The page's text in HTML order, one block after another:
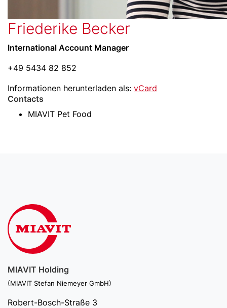
Friederike Becker
International Account Manager
+49 5434 82 852
Informationen herunterladen als: vCard
Contacts
MIAVIT Pet Food
MIAVIT Holding
(MIAVIT Stefan Niemeyer GmbH)
Robert-Bosch-Straße 3